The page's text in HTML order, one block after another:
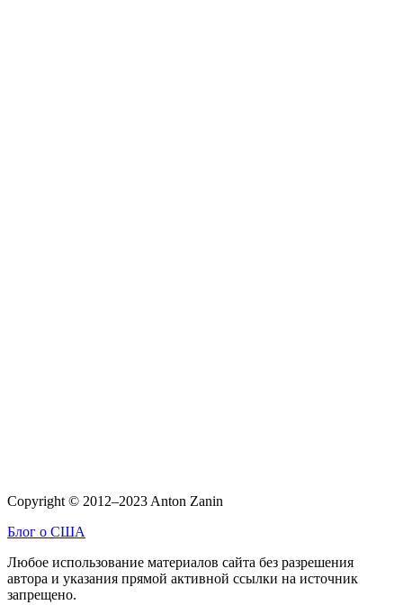
Copyright © 2012–2023 Anton Zanin
Блог о США
Любое использование материалов сайта без разрешения
автора и указания прямой активной ссылки на источник
запрещено.